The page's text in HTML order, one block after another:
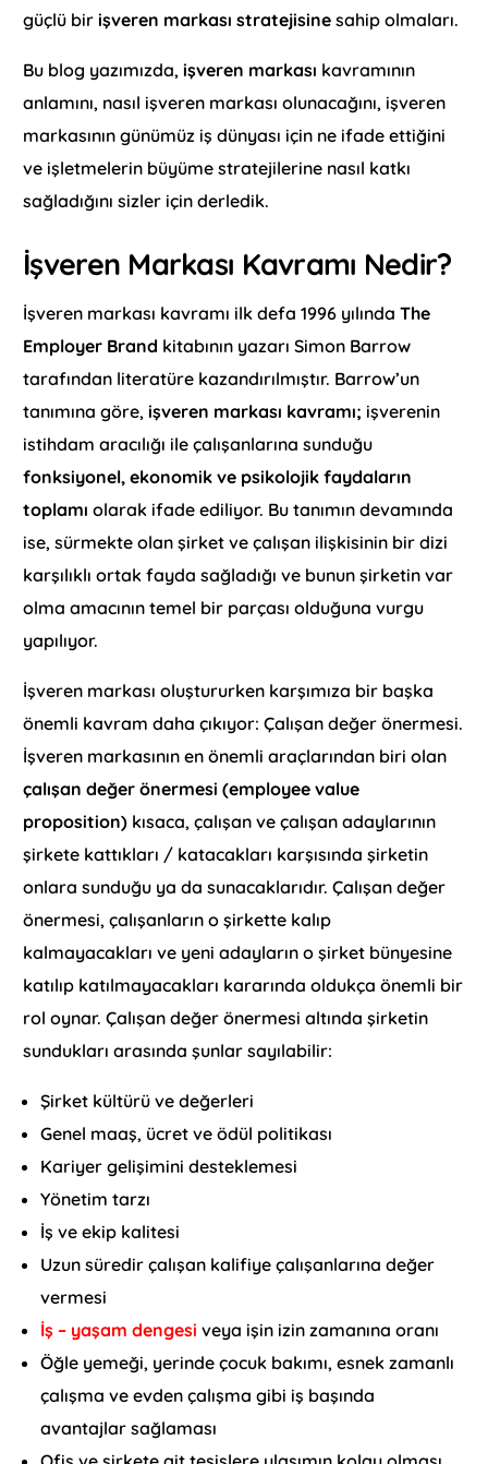
güçlü birişveren markası stratejisine sahip olmaları.
Bu blog yazımızda,işveren markası kavramının
anlamını, nasıl işveren markası olunacağını, işveren
markasının günümüz iş dünyası için ne ifade ettiğini
ve işletmelerin büyüme stratejilerine nasıl katkı
sağladığını sizler için derledik.
İşveren Markası Kavramı Nedir?
İşveren markası kavramı ilk defa 1996 yılındaThe
Employer Brand kitabının yazarı Simon Barrow
tarafından literatüre kazandırılmıştır. Barrow’un
tanımına göre,işveren markası kavramı; işverenin
istihdam aracılığı ile çalışanlarına sunduğu
fonksiyonel, ekonomik ve psikolojik faydaların
toplamıolarak ifade ediliyor. Bu tanımın devamında
ise, sürmekte olan şirket ve çalışan ilişkisinin bir dizi
karşılıklı ortak fayda sağladığı ve bunun şirketin var
olma amacının temel bir parçası olduğuna vurgu
yapılıyor.
İşveren markası oluştururken karşımıza bir başka
önemli kavram daha çıkıyor: Çalışan değer önermesi.
İşveren markasının en önemli araçlarından biri olan
çalışan değer önermesi (employee value
proposition) kısaca, çalışan ve çalışan adaylarının
şirkete kattıkları / katacakları karşısında şirketin
onlara sunduğu ya da sunacaklarıdır. Çalışan değer
önermesi, çalışanların o şirkette kalıp
kalmayacakları ve yeni adayların o şirket bünyesine
katılıp katılmayacakları kararında oldukça önemli bir
rol oynar. Çalışan değer önermesi altında şirketin
sundukları arasında şunlar sayılabilir:
Şirket kültürü ve değerleri
Genel maaş, ücret ve ödül politikası
Kariyer gelişimini desteklemesi
Yönetim tarzı
İş ve ekip kalitesi
Uzun süredir çalışan kalifiye çalışanlarına değer
vermesi
İş – yaşam dengesi veya işin izin zamanına oranı
Öğle yemeği, yerinde çocuk bakımı, esnek zamanlı
çalışma ve evden çalışma gibi iş başında
avantajlar sağlaması